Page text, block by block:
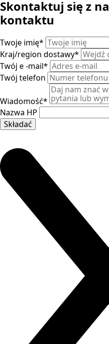
Skontaktuj się z
kontaktu
Twoje imię*
Kraj/region dostawy*
Twój e -mail*
Twój telefon
Wiadomość*
Nazwa HP
Składać